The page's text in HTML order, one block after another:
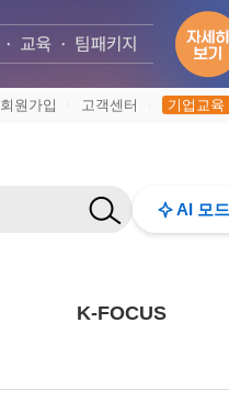
회원가입 고객센터 기업교육
AI 모드
K-FOCUS